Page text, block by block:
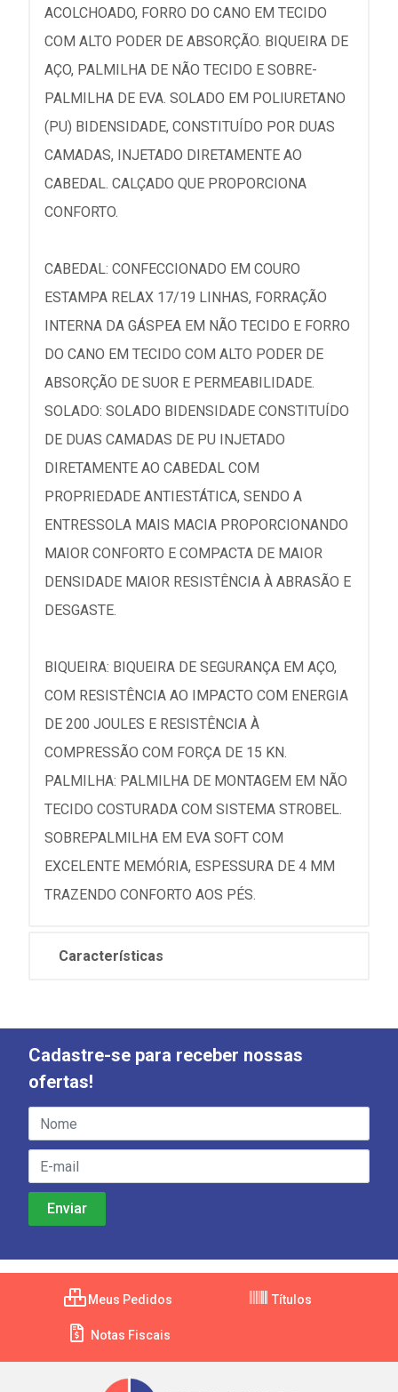
ACOLCHOADO, FORRO DO CANO EM TECIDO
COM ALTO PODER DE ABSORÇÃO. BIQUEIRA DE
AÇO, PALMILHA DE NÃO TECIDO E SOBRE-
PALMILHA DE EVA. SOLADO EM POLIURETANO
(PU) BIDENSIDADE, CONSTITUÍDO POR DUAS
CAMADAS, INJETADO DIRETAMENTE AO
CABEDAL. CALÇADO QUE PROPORCIONA
CONFORTO.
CABEDAL: CONFECCIONADO EM COURO
ESTAMPA RELAX 17/19 LINHAS, FORRAÇÃO
INTERNA DA GÁSPEA EM NÃO TECIDO E FORRO
DO CANO EM TECIDO COM ALTO PODER DE
ABSORÇÃO DE SUOR E PERMEABILIDADE.
SOLADO: SOLADO BIDENSIDADE CONSTITUÍDO
DE DUAS CAMADAS DE PU INJETADO
DIRETAMENTE AO CABEDAL COM
PROPRIEDADE ANTIESTÁTICA, SENDO A
ENTRESSOLA MAIS MACIA PROPORCIONANDO
MAIOR CONFORTO E COMPACTA DE MAIOR
DENSIDADE MAIOR RESISTÊNCIA À ABRASÃO E
DESGASTE.
BIQUEIRA: BIQUEIRA DE SEGURANÇA EM AÇO,
COM RESISTÊNCIA AO IMPACTO COM ENERGIA
DE 200 JOULES E RESISTÊNCIA À
COMPRESSÃO COM FORÇA DE 15 KN.
PALMILHA: PALMILHA DE MONTAGEM EM NÃO
TECIDO COSTURADA COM SISTEMA STROBEL.
SOBREPALMILHA EM EVA SOFT COM
EXCELENTE MEMÓRIA, ESPESSURA DE 4 MM
TRAZENDO CONFORTO AOS PÉS.
Características
Cadastre-se para receber nossas
ofertas!
Meus Pedidos Títulos
Notas Fiscais